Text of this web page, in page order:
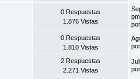
0 Respuestas
1.876 Vistas
pm
0 Respuestas
1.810 Vistas
2 Respuestas
2.271 Vistas